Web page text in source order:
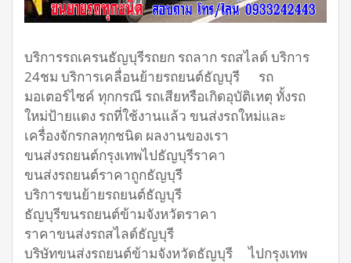
บริการรถเครนธัญบุรีรถยก รถลาก รถสไลด์ บริการ
24ชม บริการเคลื่อนย้ายรถยนต์ธัญบุรี รถ
มอเตอร์ไซค์ ทุกกรณี รถเสียหรือเกิดอุบัติเหตุ ทั้งรถ
ใหม่ป้ายแดง รถที่ใช้งานแล้ว ขนส่งรถใหม่และ
เครื่องจักรกลทุกชนิด ผลงานของเรา
ขนส่งรถยนต์กรุงเทพไปธัญบุรีราคา
ขนส่งรถยนต์ราคาถูกธัญบุรี
บริการขนย้ายรถยนต์ธัญบุรี
ธัญบุรีขนรถยนต์ข้ามจังหวัดราคา
ราคาขนส่งรถสไลด์ธัญบุรี
บริษัทขนส่งรถยนต์ข้ามจังหวัดธัญบุรี ไปกรุงเทพ